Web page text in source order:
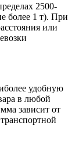
2500-
более 1 т). При
или
удобную
в любой
зависит от